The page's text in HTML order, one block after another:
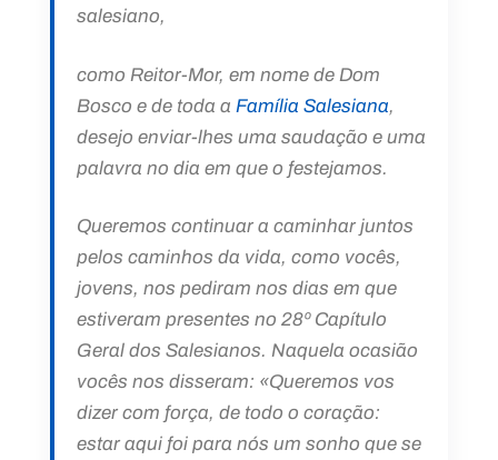
salesiano,
como Reitor-Mor, em nome de Dom
Bosco e de toda a Família Salesiana,
desejo enviar-lhes uma saudação e uma
palavra no dia em que o festejamos.
Queremos continuar a caminhar juntos
pelos caminhos da vida, como vocês,
jovens, nos pediram nos dias em que
estiveram presentes no 28º Capítulo
Geral dos Salesianos. Naquela ocasião
vocês nos disseram: «Queremos vos
dizer com força, de todo o coração:
estar aqui foi para nós um sonho que se
s
tt
r